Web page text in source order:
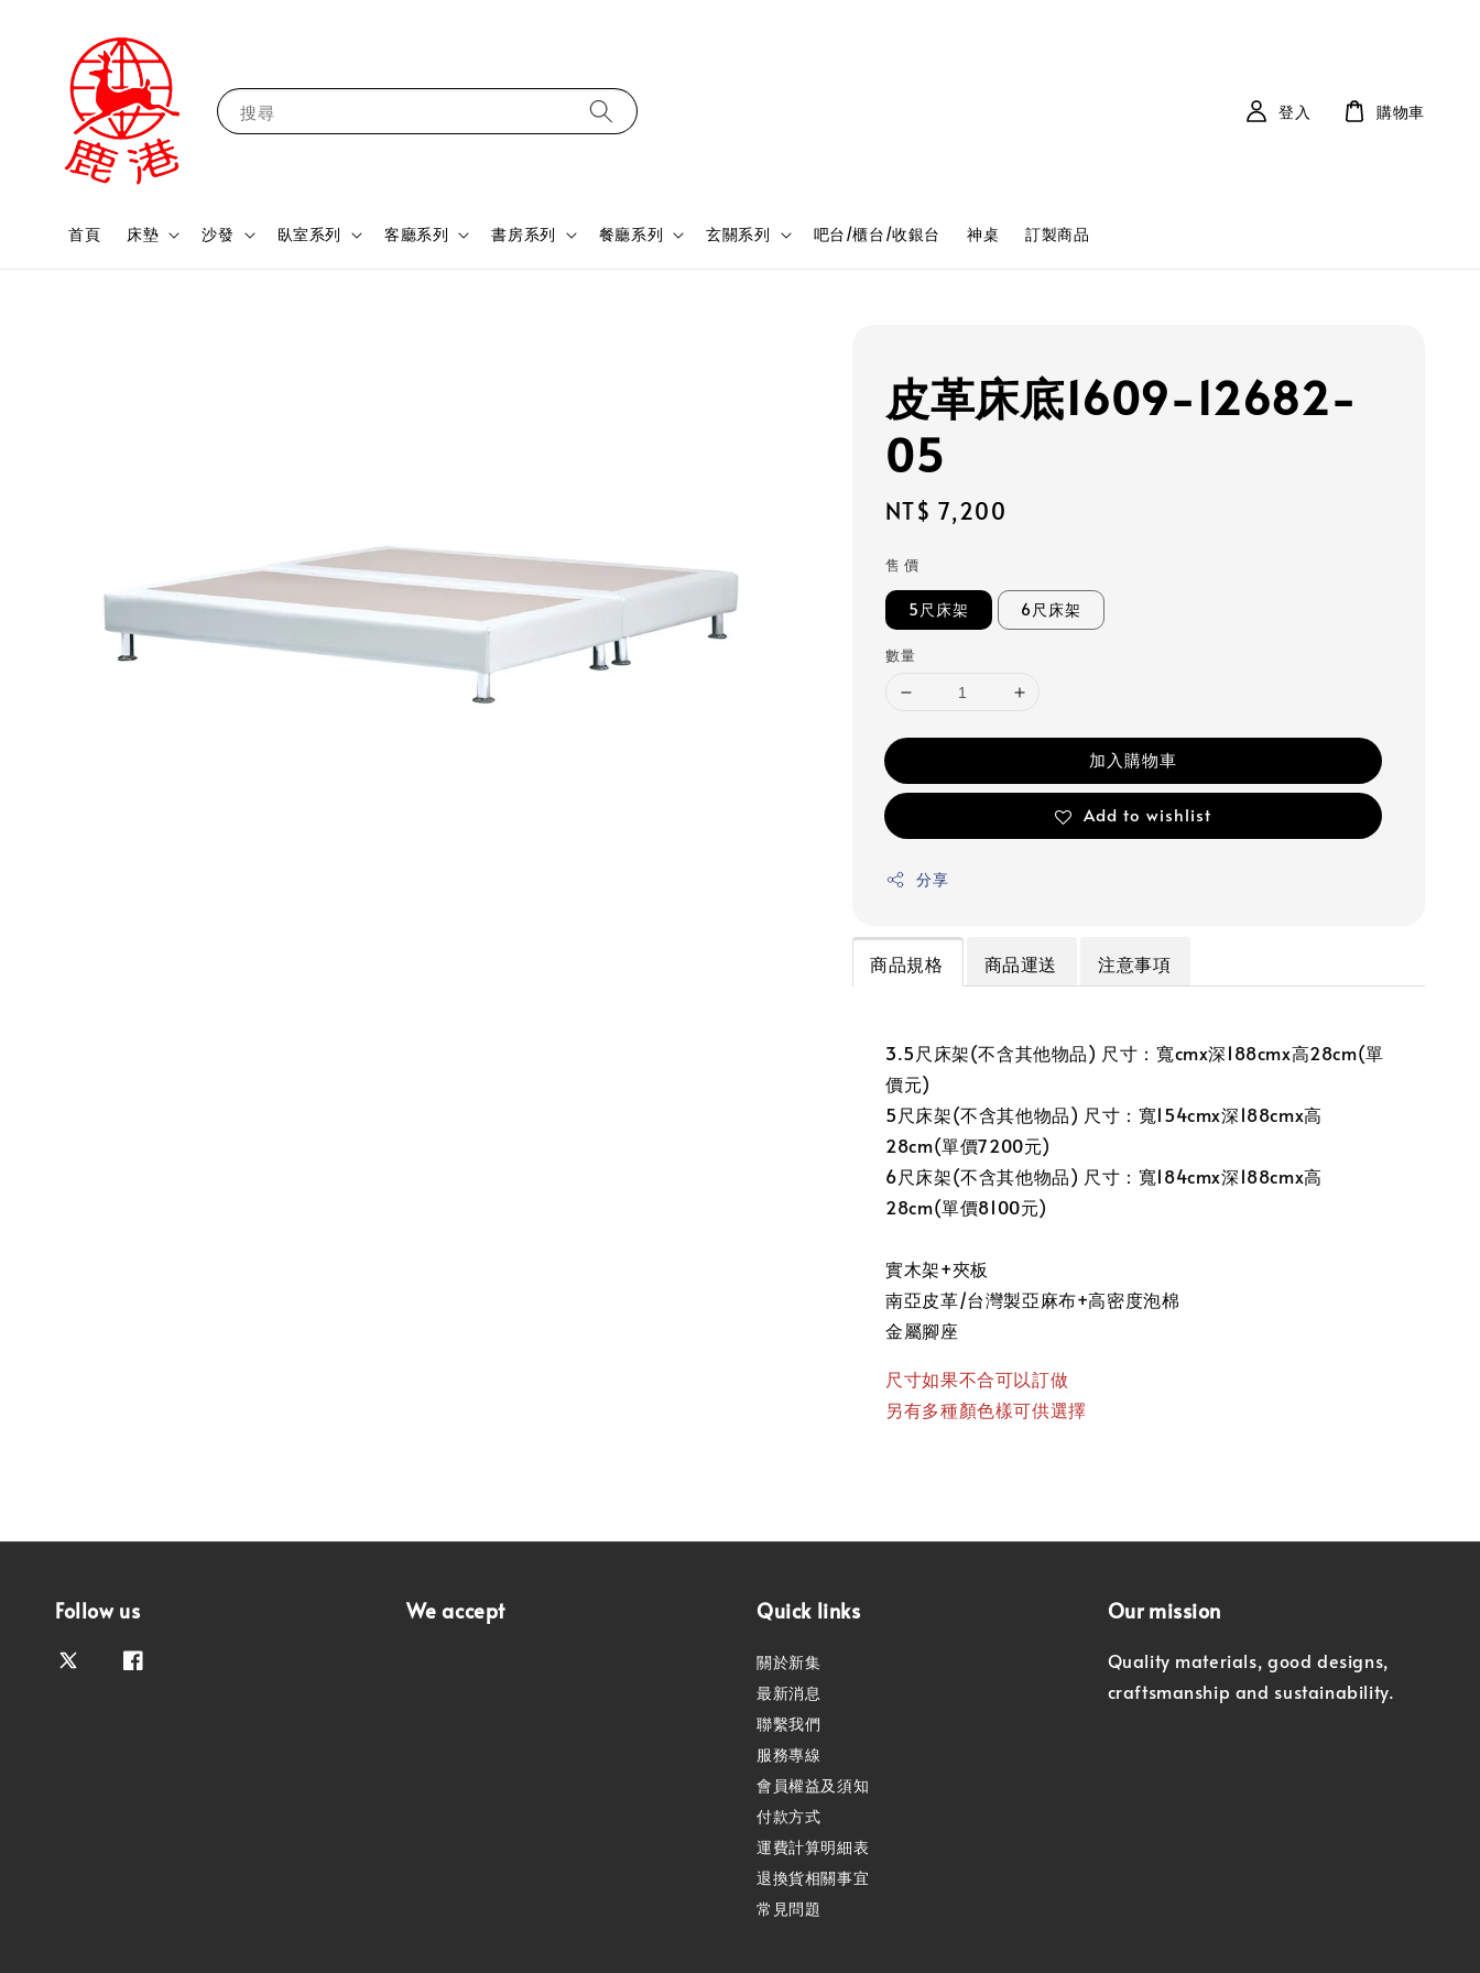
搜尋
首頁 床墊 沙發 臥室系列 客廳系列 書房系列 餐廳系列 玄關系列 吧台/櫃台/收銀台 神桌 訂製商品
登入 購物車
皮革床底1609-12682-
05
Regular
NT$ 7,200
售 價
5尺床架 6尺床架
數量
加入購物車
Add to wishlist
分享
商品規格 商品運送 注意事項
3.5尺床架(不含其他物品) 尺寸：寬cmx深188cmx高28cm(單
價元)
5尺床架(不含其他物品) 尺寸：寬154cmx深188cmx高
28cm(單價7200元)
6尺床架(不含其他物品) 尺寸：寬184cmx深188cmx高
28cm(單價8100元)
實木架+夾板
南亞皮革/台灣製亞麻布+高密度泡棉
金屬腳座
尺寸如果不合可以訂做
另有多種顏色樣可供選擇
Follow us We accept Quick links
關於新集
最新消息
聯繫我們
服務專線
會員權益及須知
付款方式
運費計算明細表
退換貨相關事宜
常見問題
Our mission
Quality materials, good designs,
craftsmanship and sustainability.